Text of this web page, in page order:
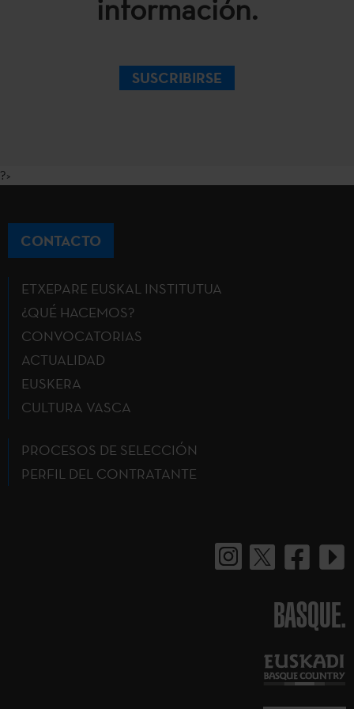
información.
SUSCRIBIRSE
?>
CONTACTO
ETXEPARE EUSKAL INSTITUTUA
¿QUÉ HACEMOS?
CONVOCATORIAS
ACTUALIDAD
EUSKERA
CULTURA VASCA
PROCESOS DE SELECCIÓN
PERFIL DEL CONTRATANTE
BASQUE.